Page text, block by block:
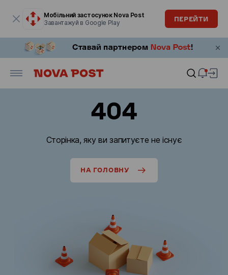
Мобільний застосунок Nova Post
Завантажуй в Google Play
ПЕРЕЙТИ
404
Сторінка, яку ви запитуєте не існує
НА ГОЛОВНУ